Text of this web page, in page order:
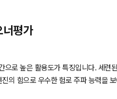
너평가
으로 높은 활용도가 특징입니다. 세련
의 힘으로 우수한 험로 주파 능력을